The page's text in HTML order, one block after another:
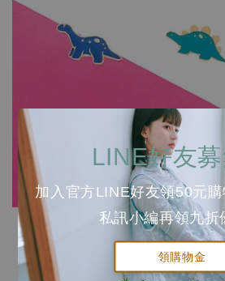
LINE好友
加入官方LINE好友領50元
私訊小編再領九折
領購物金